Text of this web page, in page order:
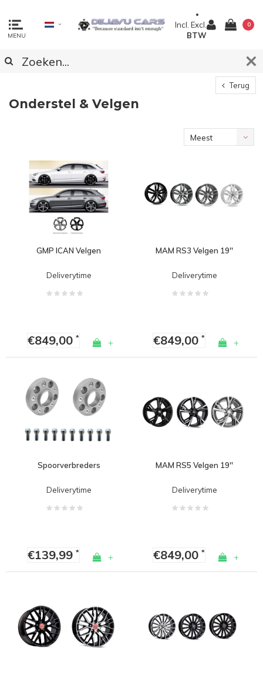
MENU
Incl. Excl.
BTW
0
Terug
Onderstel & Velgen
Meest
GMP ICAN Velgen
Deliverytime
€849,00* +
MAM RS3 Velgen 19''
Deliverytime
€849,00* +
Spoorverbreders
Deliverytime
€139,99* +
MAM RS5 Velgen 19''
Deliverytime
€849,00* +